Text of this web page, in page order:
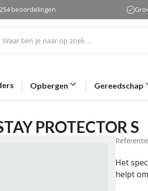
beoordelingen
Opbergen Gereedschap
PROTECTOR S
Het
helpt